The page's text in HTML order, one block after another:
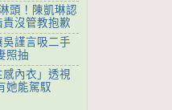
頭！陳凱琳認
責沒管教抱歉
謹言吸二手
照抽
內衣」透視
她能駕馭